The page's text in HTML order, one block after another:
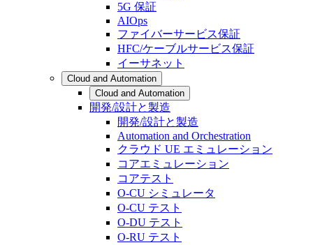
5G 保証
AIOps
ファイバーサービス保証
HFC/ケーブルサービス保証
イーサネット
Cloud and Automation
Cloud and Automation
開発/設計と製造
開発/設計と製造
Automation and Orchestration
クラウド UE エミュレーション
コアエミュレーション
コアテスト
O-CU シミュレータ
O-CU テスト
O-DU テスト
O-RU テスト